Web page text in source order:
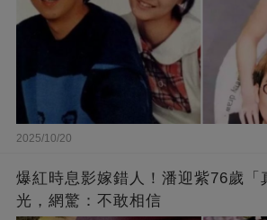
2025/10/20
爆紅時息影嫁錯人！潘迎紫76歲「
光，網驚：不敢相信